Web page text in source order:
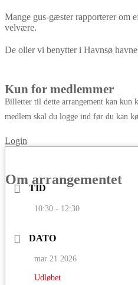
Mange gus-gæster rapporterer om
velvære.
De olier vi benytter i Havnsø
Kun for medlemmer
Billetter til dette arrangement kan kun
medlem skal du logge ind før du kan
Login
Om arrangementet
TID
10:30 - 12:30
DATO
mar 21 2026
Udløbet